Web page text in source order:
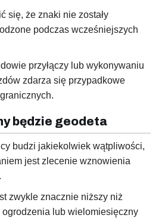
się, że znaki nie zostały
podczas wcześniejszych
przyłączy lub wykonywaniu
zdarza się przypadkowe
będzie geodeta
budzi jakiekolwiek wątpliwości,
jest zlecenie wznowienia
zwykle znacznie niższy niż
lub wielomiesięczny